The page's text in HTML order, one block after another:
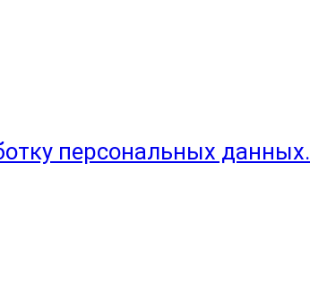
персональных данных.